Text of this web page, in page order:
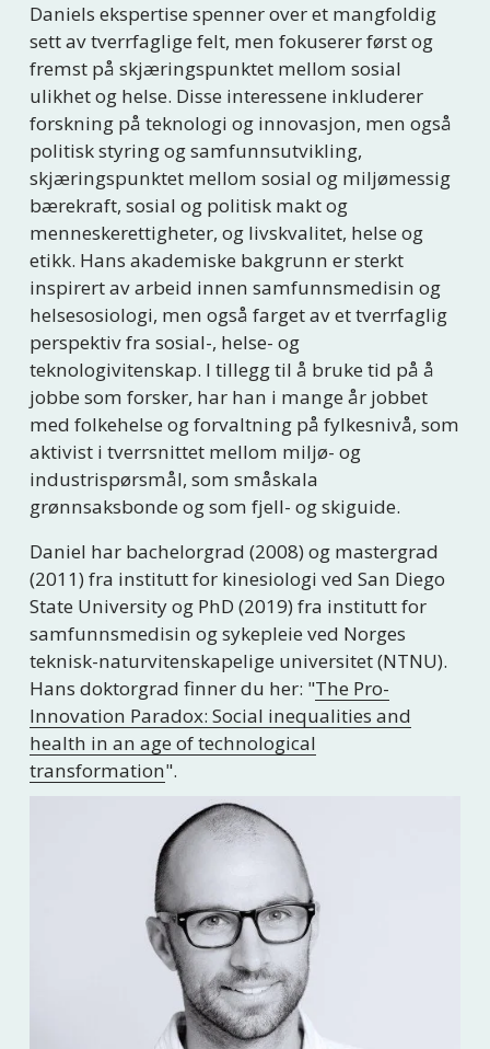
Daniels ekspertise spenner over et mangfoldig
sett av tverrfaglige felt, men fokuserer først og
fremst på skjæringspunktet mellom sosial
ulikhet og helse. Disse interessene inkluderer
forskning på teknologi og innovasjon, men også
politisk styring og samfunnsutvikling,
skjæringspunktet mellom sosial og miljømessig
bærekraft, sosial og politisk makt og
menneskerettigheter, og livskvalitet, helse og
etikk. Hans akademiske bakgrunn er sterkt
inspirert av arbeid innen samfunnsmedisin og
helsesosiologi, men også farget av et tverrfaglig
perspektiv fra sosial-, helse- og
teknologivitenskap. I tillegg til å bruke tid på å
jobbe som forsker, har han i mange år jobbet
med folkehelse og forvaltning på fylkesnivå, som
aktivist i tverrsnittet mellom miljø- og
industrispørsmål, som småskala
grønnsaksbonde og som fjell- og skiguide.
Daniel har bachelorgrad (2008) og mastergrad
(2011) fra institutt for kinesiologi ved San Diego
State University og PhD (2019) fra institutt for
samfunnsmedisin og sykepleie ved Norges
teknisk-naturvitenskapelige universitet (NTNU).
Hans doktorgrad finner du her: "The Pro-
Innovation Paradox: Social inequalities and
health in an age of technological
transformation".